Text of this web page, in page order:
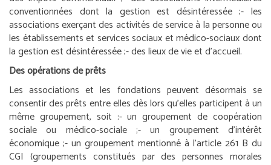
conventionnées dont la gestion est désintéressée ;- les
associations exerçant des activités de service à la personne ou
les établissements et services sociaux et médico-sociaux dont
la gestion est désintéressée ;- des lieux de vie et d’accueil.
Des opérations de prêts
Les associations et les fondations peuvent désormais se
consentir des prêts entre elles dès lors qu’elles participent à un
même groupement, soit :- un groupement de coopération
sociale ou médico-sociale ;- un groupement d’intérêt
économique ;- un groupement mentionné à l’article 261 B du
CGI (groupements constitués par des personnes morales